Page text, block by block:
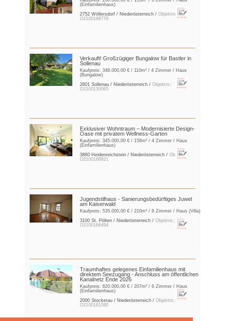
(Einfamilienhaus)
2752 Wöllersdorf / Niederösterreich / Objektnr.:
O2100168778
Verkauft! Großzügiger Bungalow für Bastler in
Sollenau
Kaufpreis: 348.000,00 € / 110m² / 4 Zimmer / Haus
(Bungalow)
2601 Sollenau / Niederösterreich / Objektnr.:
O2100150065
Exklusiver Wohntraum – Modernisierte Design-
Oase mit privatem Wellness-Garten
Kaufpreis: 345.000,00 € / 158m² / 4 Zimmer / Haus
(Einfamilienhaus)
3860 Heidenreichstein / Niederösterreich / Objektnr.:
O2100168921
Jugendstilhaus - Sanierungsbedürftiges Juwel
am Kaiserwald
Kaufpreis: 535.000,00 € / 210m² / 8 Zimmer / Haus (Villa)
3100 St. Pölten / Niederösterreich / Objektnr.:
O2100166494
Traumhaftes gelegenes Einfamilienhaus mit
direktem Seezugang - Anschluss am öffentlichen
Kanalnetz Ende 2026
Kaufpreis: 620.000,00 € / 207m² / 6 Zimmer / Haus
(Einfamilienhaus)
2000 Stockerau / Niederösterreich / Objektnr.:
O2100161580